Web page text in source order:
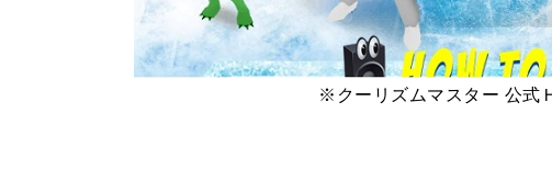
※クーリズムマスター 公